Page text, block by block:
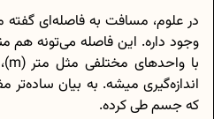
در علوم، مسافت به فاصله‌ای
وجود داره. این فاصله می‌تونه
اندازه‌گیری میشه. به بیان
که جسم طی کرده.